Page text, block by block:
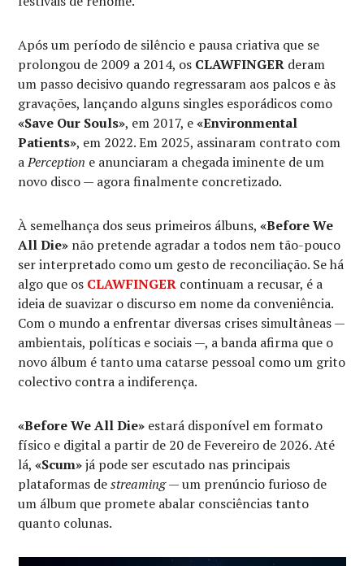
Após um período de silêncio e pausa criativa que se
prolongou de 2009 a 2014, os CLAWFINGER deram
um passo decisivo quando regressaram aos palcos e às
gravações, lançando alguns singles esporádicos como
«Save Our Souls», em 2017, e«Environmental
Patients», em 2022. Em 2025, assinaram contrato com
aPerception e anunciaram a chegada iminente de um
novo disco — agora finalmente concretizado.
À semelhança dos seus primeiros álbuns,«Before We
All Die» não pretende agradar a todos nem tão-pouco
ser interpretado como um gesto de reconciliação. Se há
algo que os CLAWFINGER continuam a recusar, é a
ideia de suavizar o discurso em nome da conveniência.
Com o mundo a enfrentar diversas crises simultâneas —
ambientais, políticas e sociais —, a banda afirma que o
novo álbum é tanto uma catarse pessoal como um grito
colectivo contra a indiferença.
«Before We All Die» estará disponível em formato
físico e digital a partir de 20 de Fevereiro de 2026. Até
lá,«Scum»já pode ser escutado nas principais
plataformas destreaming— um prenúncio furioso de
um álbum que promete abalar consciências tanto
quanto colunas.